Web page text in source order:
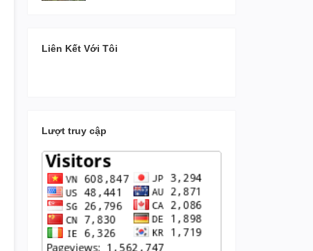
Liên Kết Với Tôi
Lượt truy cập